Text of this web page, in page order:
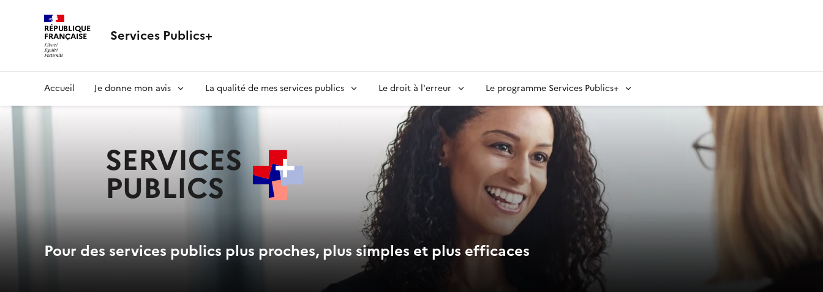
RÉPUBLIQUE
FRANÇAISE Services Publics+
principaleAccueil Je donne mon avis La qualité de mes services publics Le droit à l'erreur Le programme Services Publics+
SERVICES
PUBLICS
Pour des services publics plus proches, plus simples et plus efficaces